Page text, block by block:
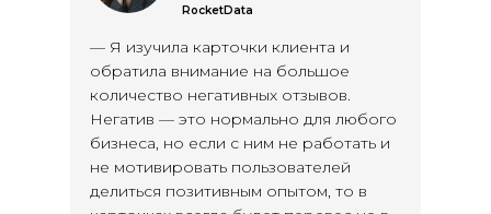
— Я изучила карточки клиента и
обратила внимание на большое
количество негативных отзывов.
Негатив — это нормально для любого
бизнеса, но если с ним не работать и
не мотивировать пользователей
делиться позитивным опытом, то в
RocketData